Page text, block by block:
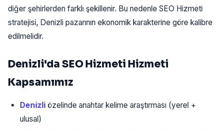
diğer şehirlerden farklı şekillenir. Bu nedenle SEO Hizmeti
stratejisi, Denizli pazarının ekonomik karakterine göre kalibre
edilmelidir.
Denizli'da SEO Hizmeti Hizmeti
Kapsamımız
Denizli özelinde anahtar kelime araştırması (yerel +
ulusal)